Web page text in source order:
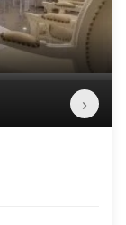
›